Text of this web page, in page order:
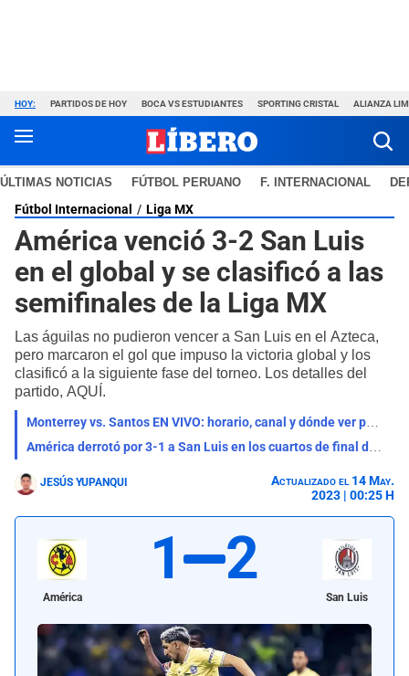
HOY: PARTIDOS DE HOY BOCA VS ESTUDIANTES SPORTING CRISTAL ALIANZA
ÚLTIMAS NOTICIAS FÚTBOL PERUANO F. INTERNACIONAL
Fútbol Internacional Liga MX
América venció 3-2 San Luis
en el global y se clasificó a las
semifinales de la Liga MX
Las águilas no pudieron vencer a San Luis en el Azteca,
pero marcaron el gol que impuso la victoria global y los
clasificó a la siguiente fase del torneo. Los detalles del
partido, AQUÍ.
Monterrey vs. Santos EN VIVO: horario, canal y dónde ver partido por la Liga MX
América derrotó por 3-1 a San Luis en los cuartos de final del Torneo Clausura
JESÚS YUPANQUI
Actualizado el 14 May.
2023 | 00:25 H
América
1 2
San Luis